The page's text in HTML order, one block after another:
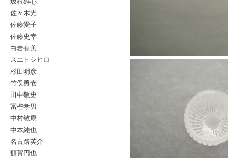
佐々木光
佐藤愛子
佐藤史幸
白岩有美
スエトシヒロ
杉田明彦
竹俣勇壱
田中敬史
冨樫孝男
中村敏康
中本純也
名古路英介
額賀円也